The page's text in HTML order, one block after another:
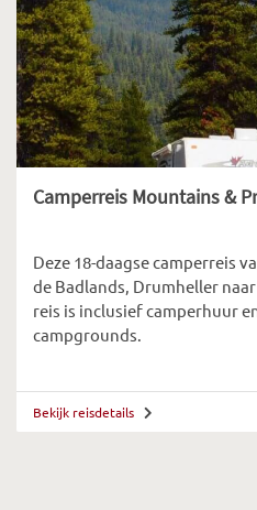
Camperreis Mountains &
Deze 18-daagse camperreis
de Badlands, Drumheller
reis is inclusief camperhuur
campgrounds.
Bekijk reisdetails